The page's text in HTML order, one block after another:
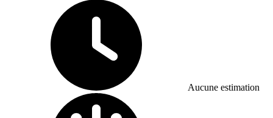
Aucune estimation